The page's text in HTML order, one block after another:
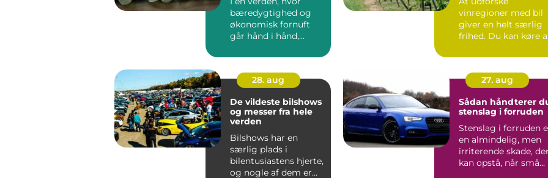
bæredygtighed og
økonomisk fornuft
går hånd i hånd,...
vinregioner med bil
giver en helt særlig
frihed. Du kan køre
28. aug
De vildeste bilshows
og messer fra hele
verden
Bilshows har en
særlig plads i
bilentusiastens hjerte,
og nogle af dem er
27. aug
Sådan håndterer
stenslag i forruden
Stenslag i forruden
en almindelig, men
irriterende skade, der
kan opstå, når små...